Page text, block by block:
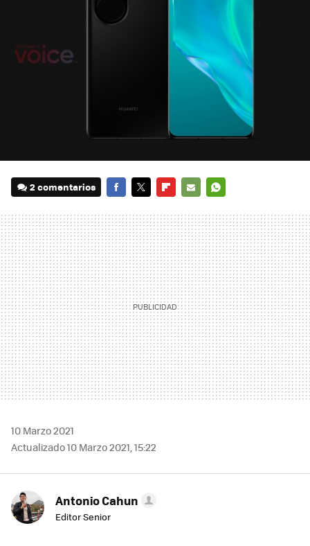
2 comentarios
MAIL
10 Marzo 2021
Actualizado 10 Marzo 2021, 15:22
Antonio Cahun
Editor Senior